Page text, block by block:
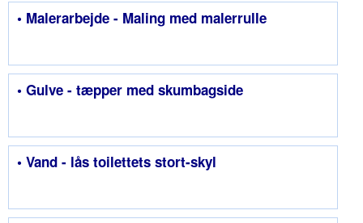
• Malerarbejde - Maling med malerrulle
• Gulve - tæpper med skumbagside
• Vand - lås toilettets stort-skyl